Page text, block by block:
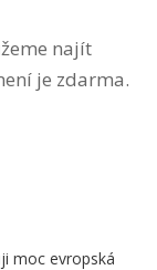
najít
je zdarma.
moc evropská